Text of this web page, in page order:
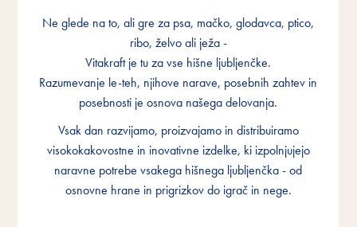
Ne glede na to, ali gre za psa, mačko, glodavca, ptico,
ribo, želvo ali ježa -
Vitakraft je tu za vse hišne ljubljenčke.
Razumevanje le-teh, njihove narave, posebnih zahtev in
posebnosti je osnova našega delovanja.
Vsak dan razvijamo, proizvajamo in distribuiramo
visokokakovostne in inovativne izdelke, ki izpolnjujejo
naravne potrebe vsakega hišnega ljubljenčka - od
osnovne hrane in prigrizkov do igrač in nege.
Ne glede na to, ali gre za psa, mačko, glodavca, ptico,
ribo, želvo ali ježa -
Vitakraft je tu za vse hišne ljubljenčke.
Razumevanje le-teh, njihove narave, posebnih zahtev in
posebnosti je osnova našega delovanja.
Vsak dan razvijamo, proizvajamo in distribuiramo
visokokakovostne in inovativne izdelke, ki izpolnjujejo
naravne potrebe vsakega hišnega ljubljenčka - od
osnovne hrane in prigrizkov do igrač in nege.
Ne glede na to, ali gre za psa, mačko, glodavca, ptico,
ribo, želvo ali ježa -
Vitakraft je tu za vse hišne ljubljenčke.
Razumevanje le-teh, njihove narave, posebnih zahtev in
posebnosti je osnova našega delovanja.
Vsak dan razvijamo, proizvajamo in distribuiramo
visokokakovostne in inovativne izdelke, ki izpolnjujejo
naravne potrebe vsakega hišnega ljubljenčka - od
osnovne hrane in prigrizkov do igrač in nege.